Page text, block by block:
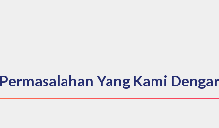
Permasalahan Yang Kami Dengar